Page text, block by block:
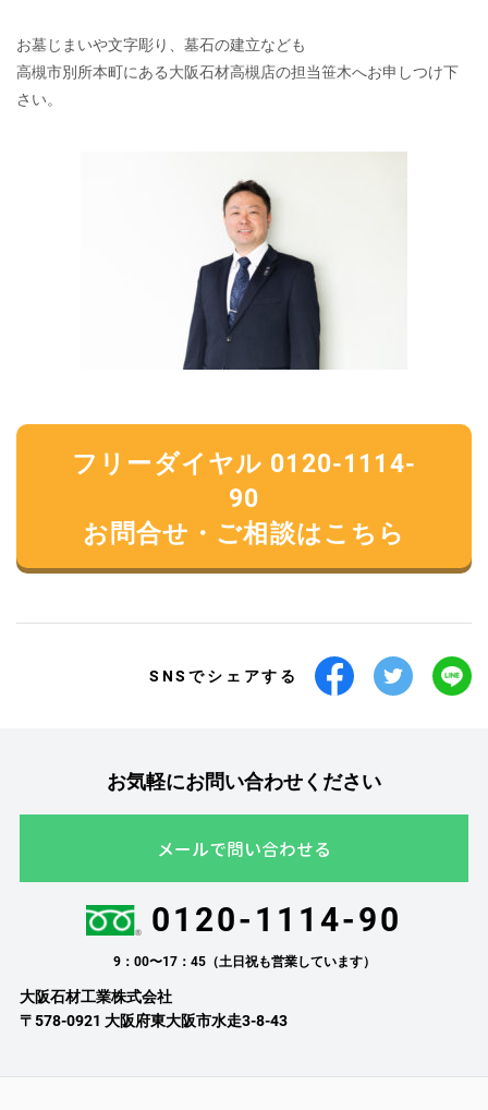
お墓じまいや文字彫り、墓石の建立なども
高槻市別所本町にある大阪石材高槻店の担当笹木へお申しつけ下
さい。
フリーダイヤル 0120-1114-
90
お問合せ・ご相談はこちら
SNSでシェアする
お気軽にお問い合わせください
メールで問い合わせる
0120-1114-90
9：00〜17：45（土日祝も営業しています）
大阪石材工業株式会社
〒578-0921 大阪府東大阪市水走3-8-43